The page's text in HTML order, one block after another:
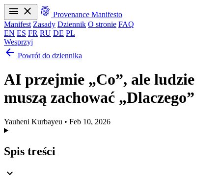
menu close fingerprint Provenance Manifesto
Manifest Zasady Dziennik O stronie FAQ
EN ES FR RU DE PL
Wesprzyj
Manifest
Zasady
ES FR RU DE PL
arrow_back Powrót do dziennika
AI przejmie „Co”, ale ludzie
muszą zachować „Dlaczego”
Yauheni Kurbayeu • Feb 10, 2026
Spis treści
expand_more